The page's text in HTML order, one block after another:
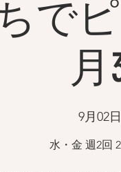
で
9月02
水・金 週2回